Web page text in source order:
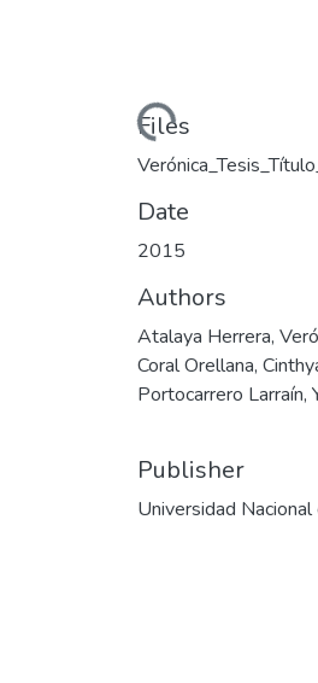
Loading...
Files
Date
2015
Authors
Atalaya Herrera,
Coral Orellana,
Portocarrero Larraín,
Publisher
Universidad